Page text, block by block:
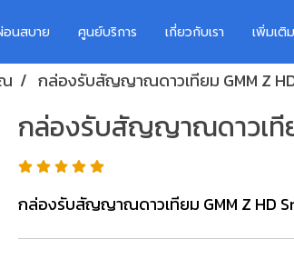
อนสบาย ศูนย์บริการ เกี่ยวกับเรา เพิ่มเ
กล่องรับสัญญาณดาวเทียม GMM Z
กล่องรับสัญญาณดาวเที
กล่องรับสัญญาณดาวเทียม GMM Z HD